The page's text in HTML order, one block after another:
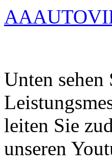
Unten sehen
leiten Sie
unseren